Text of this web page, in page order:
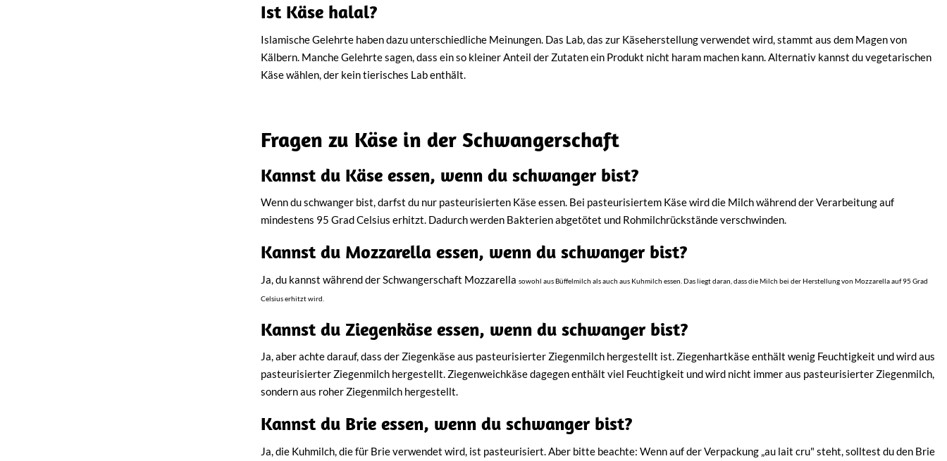
Ist Käse halal?
Islamische Gelehrte haben dazu unterschiedliche Meinungen. Das Lab, das zur Käseherstellung verwendet wird, stammt aus dem Magen von
Kälbern. Manche Gelehrte sagen, dass ein so kleiner Anteil der Zutaten ein Produkt nicht haram machen kann. Alternativ kannst du vegetarischen
Käse wählen, der kein tierisches Lab enthält.
Fragen zu Käse in der Schwangerschaft
Kannst du Käse essen, wenn du schwanger bist?
Wenn du schwanger bist, darfst du nur pasteurisierten Käse essen. Bei pasteurisiertem Käse wird die Milch während der Verarbeitung auf
mindestens 95 Grad Celsius erhitzt. Dadurch werden Bakterien abgetötet und Rohmilchrückstände verschwinden.
Kannst du Mozzarella essen, wenn du schwanger bist?
Ja, du kannst während der Schwangerschaft Mozzarella sowohl aus Büffelmilch als auch aus Kuhmilch essen. Das liegt daran, dass die Milch bei der Herstellung von Mozzarella auf 95 Grad
Celsius erhitzt wird.
Kannst du Ziegenkäse essen, wenn du schwanger bist?
Ja, aber achte darauf, dass der Ziegenkäse aus pasteurisierter Ziegenmilch hergestellt ist. Ziegenhartkäse enthält wenig Feuchtigkeit und wird aus
pasteurisierter Ziegenmilch hergestellt. Ziegenweichkäse dagegen enthält viel Feuchtigkeit und wird nicht immer aus pasteurisierter Ziegenmilch,
sondern aus roher Ziegenmilch hergestellt.
Kannst du Brie essen, wenn du schwanger bist?
Ja, die Kuhmilch, die für Brie verwendet wird, ist pasteurisiert. Aber bitte beachte: Wenn auf der Verpackung „au lait cru" steht, solltest du den Brie